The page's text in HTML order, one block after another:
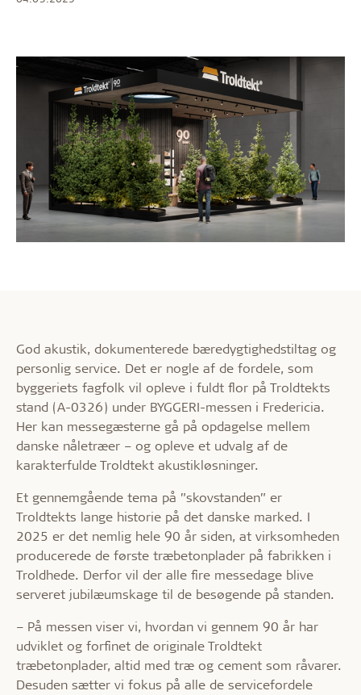
God akustik, dokumenterede bæredygtighedstiltag og
personlig service. Det er nogle af de fordele, som
byggeriets fagfolk vil opleve i fuldt flor på Troldtekts
stand (A-0326) under BYGGERI-messen i Fredericia.
Her kan messegæsterne gå på opdagelse mellem
danske nåletræer – og opleve et udvalg af de
karakterfulde Troldtekt akustikløsninger.
Et gennemgående tema på ”skovstanden” er
Troldtekts lange historie på det danske marked. I
2025 er det nemlig hele 90 år siden, at virksomheden
producerede de første træbetonplader på fabrikken i
Troldhede. Derfor vil der alle fire messedage blive
serveret jubilæumskage til de besøgende på standen.
– På messen viser vi, hvordan vi gennem 90 år har
udviklet og forfinet de originale Troldtekt
træbetonplader, altid med træ og cement som råvarer.
Desuden sætter vi fokus på alle de servicefordele